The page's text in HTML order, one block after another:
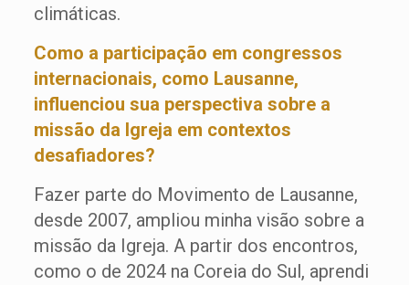
climáticas.
Como a participação em congressos
internacionais, como Lausanne,
influenciou sua perspectiva sobre a
missão da Igreja em contextos
desafiadores?
Fazer parte do Movimento de Lausanne,
desde 2007, ampliou minha visão sobre a
missão da Igreja. A partir dos encontros,
como o de 2024 na Coreia do Sul, aprendi